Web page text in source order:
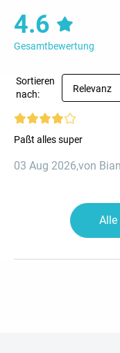
4.6
Gesamtbewertung
Sortieren
nach:
Relevanz
Paßt alles super
03 Aug 2026,von
Alle